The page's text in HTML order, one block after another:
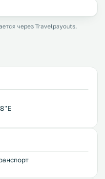
через Travelpayouts.